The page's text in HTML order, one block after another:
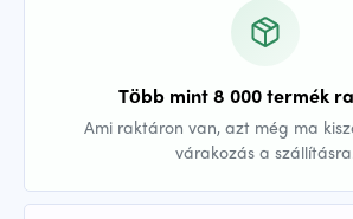
Több mint 8 000 termék
Ami raktáron van, azt még ma
várakozás a